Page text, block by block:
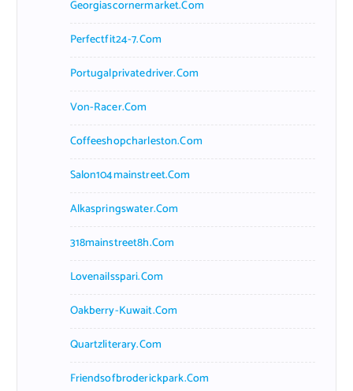
Georgiascornermarket.com
Perfectfit24-7.com
Portugalprivatedriver.com
Von-Racer.com
Coffeeshopcharleston.com
Salon104mainstreet.com
Alkaspringswater.com
318mainstreet8h.com
Lovenailsspari.com
Oakberry-Kuwait.com
Quartzliterary.com
Friendsofbroderickpark.com